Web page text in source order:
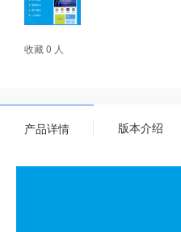
收藏 0 人
产品详情 版本介绍